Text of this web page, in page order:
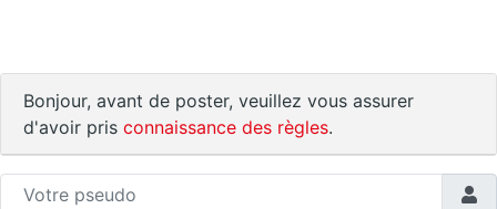
Bonjour, avant de poster, veuillez vous assurer
d'avoir pris connaissance des règles.